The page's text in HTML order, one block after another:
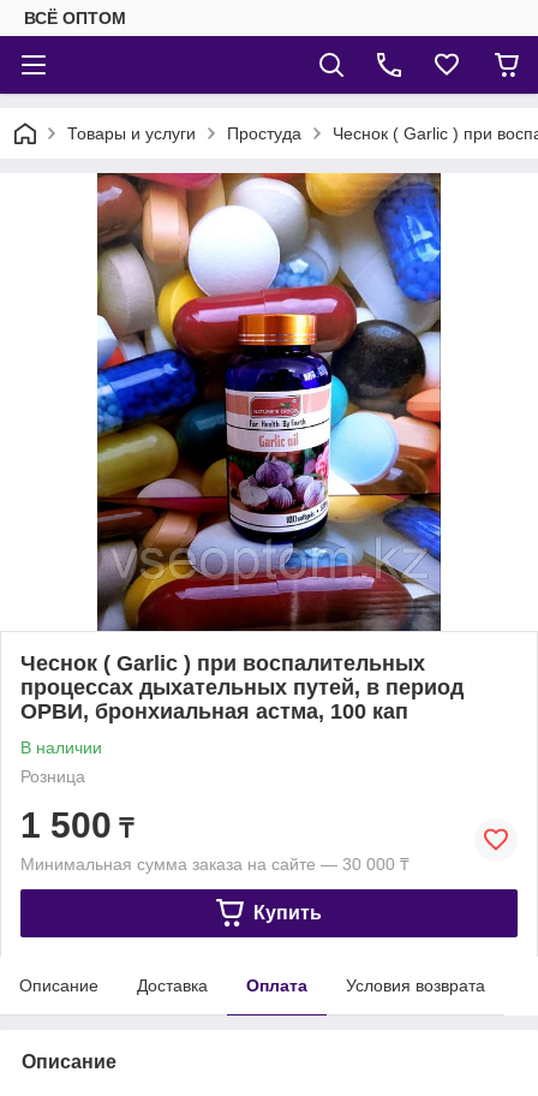
ВСЁ ОПТОМ
Товары и услуги Простуда Чеснок ( Garlic ) при
Чеснок ( Garlic ) при воспалительных
процессах дыхательных путей, в период
ОРВИ, бронхиальная астма, 100 кап
В наличии
Розница
1 500 ₸
Минимальная сумма заказа на сайте — 30 000 ₸
Купить
Описание Доставка Оплата Условия возврата
Описание